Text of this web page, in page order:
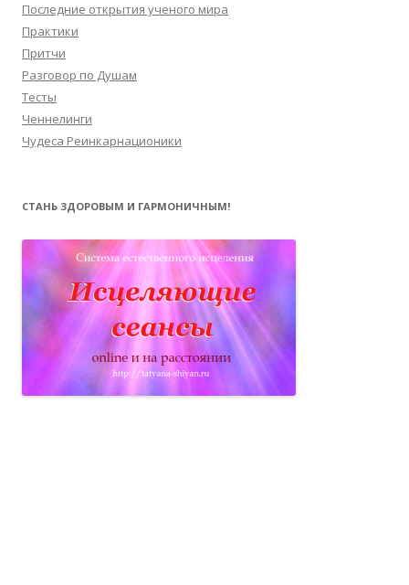
Последние открытия ученого мира
Практики
Притчи
Разговор по Душам
Тесты
Ченнелинги
Чудеса Реинкарнационики
СТАНЬ ЗДОРОВЫМ И ГАРМОНИЧНЫМ!